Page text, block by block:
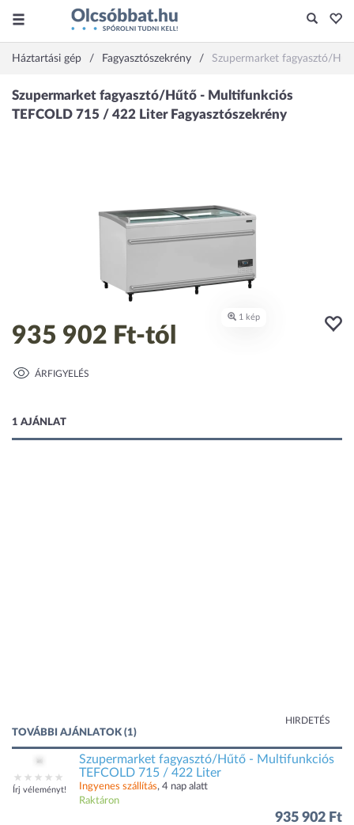
Háztartási gép Fagyasztószekrény Szupermarket fagyasztó/
935 902 Ft-tól
ÁRFIGYELÉS
1 AJÁNLAT
HIRDETÉS
TOVÁBBI AJÁNLATOK (1)
Írj véleményt!
Szupermarket fagyasztó/Hűtő - Multifunkciós
TEFCOLD 715 / 422 Liter
Ingyenes szállítás, 4 nap alatt
Raktáron
935 902 Ft